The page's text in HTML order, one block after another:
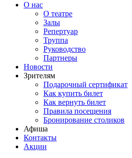
О нас
О театре
Залы
Репертуар
Труппа
Руководство
Партнеры
Новости
Зрителям
Подарочный сертификат
Как купить билет
Как вернуть билет
Правила посещения
Бронирование столиков
Афиша
Контакты
Акции